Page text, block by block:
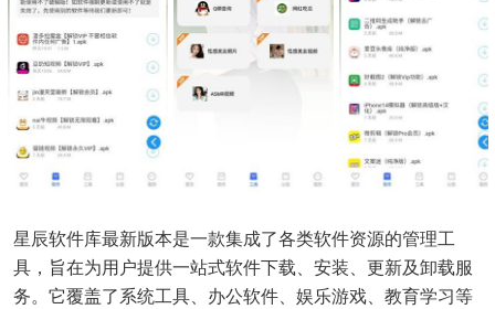
星辰软件库最新版本是一款集成了各类软件资源的管理工
具，旨在为用户提供一站式软件下载、安装、更新及卸载服
务。它覆盖了系统工具、办公软件、娱乐游戏、教育学习等